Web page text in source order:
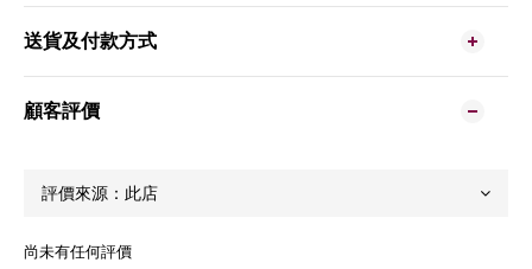
送貨及付款方式
顧客評價
尚未有任何評價